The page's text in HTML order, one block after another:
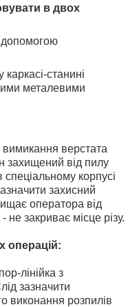
в двох
допомогою
станині
металевими
вимикання верстата
захищений від пилу
корпусі
захисний
оператора від
не закриває місце різу.
операцій:
лінійка з
зазначити
виконання розпилів